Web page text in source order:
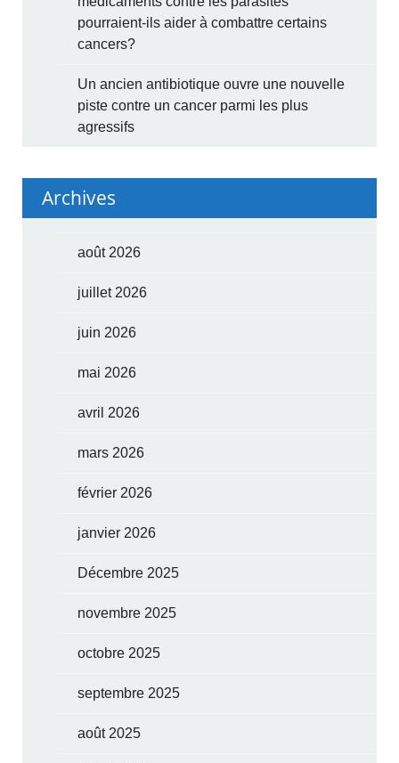
pourraient-ils aider à combattre certains
cancers?
Un ancien antibiotique ouvre une nouvelle
piste contre un cancer parmi les plus
agressifs
Archives
août 2026
juillet 2026
juin 2026
mai 2026
avril 2026
mars 2026
février 2026
janvier 2026
Décembre 2025
novembre 2025
octobre 2025
septembre 2025
août 2025